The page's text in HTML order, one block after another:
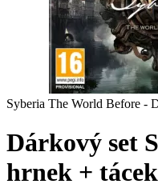
Syberia The World Before -
Dárkový set
hrnek +